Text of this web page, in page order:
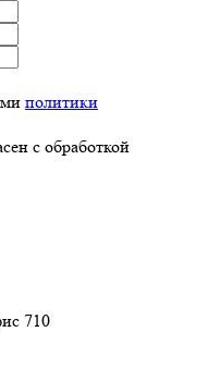
политики
с обработкой
710